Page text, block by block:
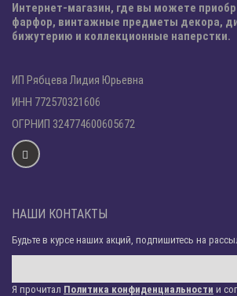
Интернет-магазин, где вы можете
фарфор, винтажные предметы декора,
бижутерию и коллекционные наперстки.
ИП Рябцева Лидия Юрьевна
ИНН 772570321606
ОГРНИП 324774600605672
НАШИ КОНТАКТЫ
Будьте в курсе наших акций, подпишитесь на
Я прочитал Политика конфиденциальности и